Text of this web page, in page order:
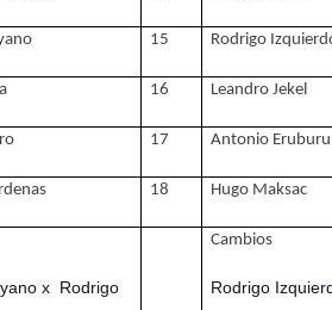
15 Rodrigo
16 Leandro Jekel
17 Antonio Eruburu
18 Hugo Maksac
x Rodrigo
Cambios
Rodrigo